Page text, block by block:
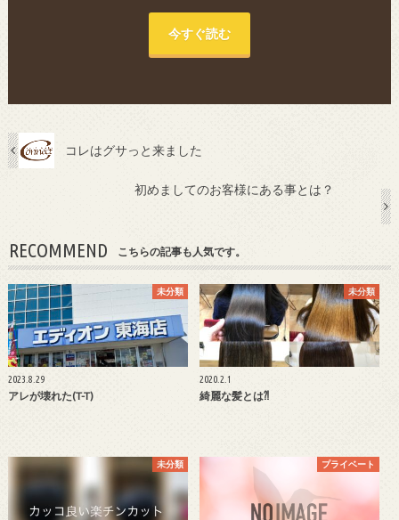
今すぐ読む
コレはグサっと来ました
初めましてのお客様にある事とは？
RECOMMEND こちらの記事も人気です。
未分類
2023.8.29
アレが壊れた(T-T)
未分類
2020.2.1
綺麗な髪とは⁈
未分類 プライベート